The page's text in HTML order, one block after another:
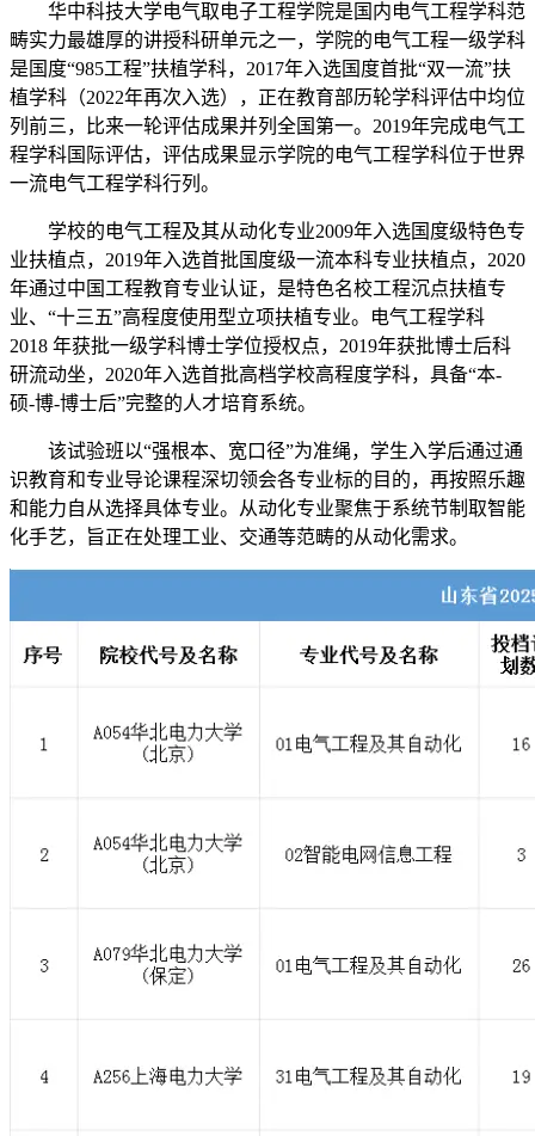
华中科技大学电气取电子工程学院是国内电气工程学科范
畴实力最雄厚的讲授科研单元之一，学院的电气工程一级学科
是国度“985工程”扶植学科，2017年入选国度首批“双一流”扶
植学科（2022年再次入选），正在教育部历轮学科评估中均位
列前三，比来一轮评估成果并列全国第一。2019年完成电气工
程学科国际评估，评估成果显示学院的电气工程学科位于世界
一流电气工程学科行列。
学校的电气工程及其从动化专业2009年入选国度级特色专
业扶植点，2019年入选首批国度级一流本科专业扶植点，2020
年通过中国工程教育专业认证，是特色名校工程沉点扶植专
业、“十三五”高程度使用型立项扶植专业。电气工程学科
2018 年获批一级学科博士学位授权点，2019年获批博士后科
研流动坐，2020年入选首批高档学校高程度学科，具备“本-
硕-博-博士后”完整的人才培育系统。
该试验班以“强根本、宽口径”为准绳，学生入学后通过通
识教育和专业导论课程深切领会各专业标的目的，再按照乐趣
和能力自从选择具体专业。从动化专业聚焦于系统节制取智能
化手艺，旨正在处理工业、交通等范畴的从动化需求。